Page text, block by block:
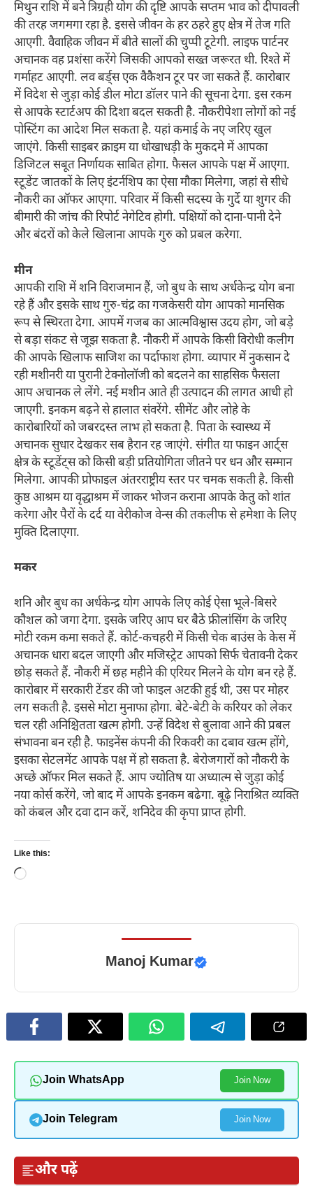
मिथुन राशि में बने त्रिग्रही योग की दृष्टि आपके सप्तम भाव को दीपावली
की तरह जगमगा रहा है. इससे जीवन के हर ठहरे हुए क्षेत्र में तेज गति
आएगी. वैवाहिक जीवन में बीते सालों की चुप्पी टूटेगी. लाइफ पार्टनर
अचानक वह प्रशंसा करेंगे जिसकी आपको सख्त जरूरत थी. रिश्ते में
गर्माहट आएगी. लव बर्ड्स एक वैकैशन टूर पर जा सकते हैं. कारोबार
में विदेश से जुड़ा कोई डील मोटा डॉलर पाने की सूचना देगा. इस रकम
से आपके स्टार्टअप की दिशा बदल सकती है. नौकरीपेशा लोगों को नई
पोस्टिंग का आदेश मिल सकता है. यहां कमाई के नए जरिए खुल
जाएंगे. किसी साइबर क्राइम या धोखाधड़ी के मुकदमे में आपका
डिजिटल सबूत निर्णायक साबित होगा. फैसल आपके पक्ष में आएगा.
स्टूडेंट जातकों के लिए इंटर्नशिप का ऐसा मौका मिलेगा, जहां से सीधे
नौकरी का ऑफर आएगा. परिवार में किसी सदस्य के गुर्दे या शुगर की
बीमारी की जांच की रिपोर्ट नेगेटिव होगी. पक्षियों को दाना-पानी देने
और बंदरों को केले खिलाना आपके गुरु को प्रबल करेगा.
मीन
आपकी राशि में शनि विराजमान हैं, जो बुध के साथ अर्धकेन्द्र योग बना
रहे हैं और इसके साथ गुरु-चंद्र का गजकेसरी योग आपको मानसिक
रूप से स्थिरता देगा. आपमें गजब का आत्मविश्वास उदय होग, जो बड़े
से बड़ा संकट से जूझ सकता है. नौकरी में आपके किसी विरोधी कलीग
की आपके खिलाफ साजिश का पर्दाफाश होगा. व्यापार में नुकसान दे
रही मशीनरी या पुरानी टेक्नोलॉजी को बदलने का साहसिक फैसला
आप अचानक ले लेंगे. नई मशीन आते ही उत्पादन की लागत आधी हो
जाएगी. इनकम बढ़ने से हालात संवरेंगे. सीमेंट और लोहे के
कारोबारियों को जबरदस्त लाभ हो सकता है. पिता के स्वास्थ्य में
अचानक सुधार देखकर सब हैरान रह जाएंगे. संगीत या फाइन आर्ट्स
क्षेत्र के स्टूडेंट्स को किसी बड़ी प्रतियोगिता जीतने पर धन और सम्मान
मिलेगा. आपकी प्रोफाइल अंतरराष्ट्रीय स्तर पर चमक सकती है. किसी
कुष्ठ आश्रम या वृद्धाश्रम में जाकर भोजन कराना आपके केतु को शांत
करेगा और पैरों के दर्द या वेरीकोज वेन्स की तकलीफ से हमेशा के लिए
मुक्ति दिलाएगा.
मकर
शनि और बुध का अर्धकेन्द्र योग आपके लिए कोई ऐसा भूले-बिसरे
कौशल को जगा देगा. इसके जरिए आप घर बैठे फ्रीलांसिंग के जरिए
मोटी रकम कमा सकते हैं. कोर्ट-कचहरी में किसी चेक बाउंस के केस में
अचानक धारा बदल जाएगी और मजिस्ट्रेट आपको सिर्फ चेतावनी देकर
छोड़ सकते हैं. नौकरी में छह महीने की एरियर मिलने के योग बन रहे हैं.
कारोबार में सरकारी टेंडर की जो फाइल अटकी हुई थी, उस पर मोहर
लग सकती है. इससे मोटा मुनाफा होगा. बेटे-बेटी के करियर को लेकर
चल रही अनिश्चितता खत्म होगी. उन्हें विदेश से बुलावा आने की प्रबल
संभावना बन रही है. फाइनेंस कंपनी की रिकवरी का दबाव खत्म होंगे,
इसका सेटलमेंट आपके पक्ष में हो सकता है. बेरोजगारों को नौकरी के
अच्छे ऑफर मिल सकते हैं. आप ज्योतिष या अध्यात्म से जुड़ा कोई
नया कोर्स करेंगे, जो बाद में आपके इनकम बढेगा. बूढ़े निराश्रित व्यक्ति
को कंबल और दवा दान करें, शनिदेव की कृपा प्राप्त होगी.
Like this:
Loading…
Manoj Kumar
Join WhatsApp Join Now
Join Telegram Join Now
और पढ़ें